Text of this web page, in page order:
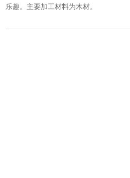
乐趣。主要加工材料为木材。